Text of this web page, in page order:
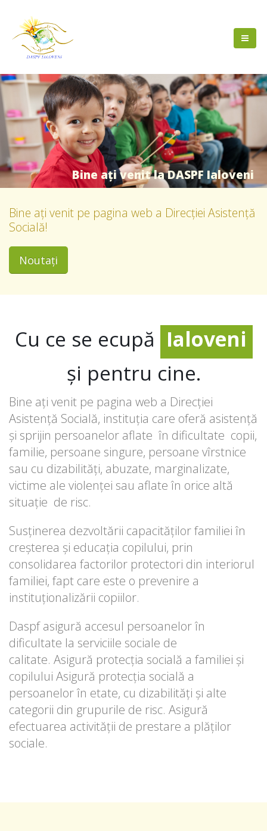
Bine ațivenitlaDASPF Ialoveni
Bine ați venit pe pagina web a Direcției Asistență
Socială!
Noutați
Cu ce se ecupă Ialoveni
DASPF
și pentru cine.
Bine ați venit pe pagina web a Direcției
Asistență Socială, instituția care oferă asistență
și sprijin persoanelor aflate în dificultate copii,
familie, persoane singure, persoane vîrstnice
sau cu dizabilități, abuzate, marginalizate,
victime ale violenței sau aflate în orice altă
situație de risc.
Susținerea dezvoltării capacităţilor familiei în
creşterea şi educaţia copilului, prin
consolidarea factorilor protectori din interiorul
familiei, fapt care este o prevenire a
instituționalizării copiilor.
Daspf asigură accesul persoanelor în
dificultate la serviciile sociale de
calitate. Asigură protecția socială a familiei și
copilului Asigură protecția socială a
persoanelor în etate, cu dizabilități și alte
categorii din grupurile de risc. Asigură
efectuarea activității de prestare a plăților
sociale.